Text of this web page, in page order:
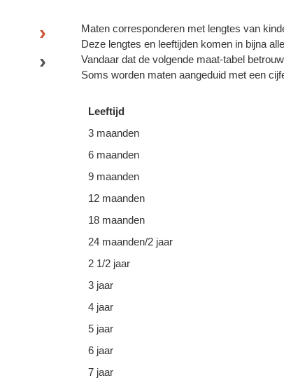
Maten corresponderen met lengtes van
Deze lengtes en leeftijden komen in bijna
Vandaar dat de volgende maat-tabel
Soms worden maten aangeduid met een
Leeftijd
3 maanden
6 maanden
9 maanden
12 maanden
18 maanden
24 maanden/2 jaar
2 1/2 jaar
3 jaar
4 jaar
5 jaar
6 jaar
7 jaar